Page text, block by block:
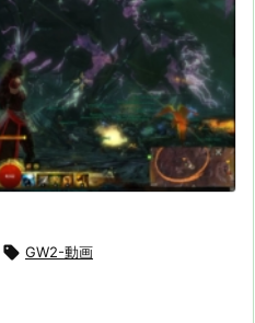
 GW2-動画